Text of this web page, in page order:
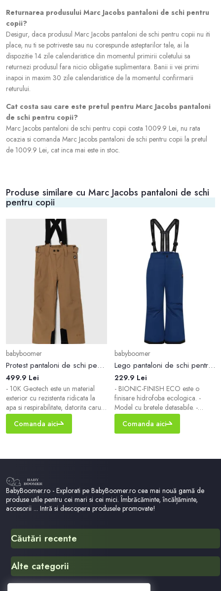
Returnarea produsului Marc Jacobs pantaloni de schi pentru
copii?
Desigur, daca produsul Marc Jacobs pantaloni de schi pentru copii nu iti
place, nu ti se potriveste sau nu corespunde asteptarilor tale, ai la
dispozitie 14 zile calendaristice din momentul primirii coletului sa
returnezi produsul fara nicio obligatie suplimentara. Banii ii vei primi
inapoi in maxim 30 zile calendaristice de la momentul confirmarii
returului.
Cat costa sau care este pretul pentru Marc Jacobs pantaloni
de schi pentru copii?
Marc Jacobs pantaloni de schi pentru copii costa 1009.9 Lei, nu rata
ocazia si comanda Marc Jacobs pantaloni de schi pentru copii la pretul
de 1009.9 Lei, cat inca mai este in stoc.
Produse similare cu Marc Jacobs pantaloni de schi
pentru copii
babyboomer
Protest pantaloni de schi pentru copii BORK JR culoarea maro
499.9 Lei
- 10K Geotech este un material
exterior cu rezistenta ridicata la
apa si respirabilitate, datorita caruia
va mentine cald si uscat in timpul
activitatii. - Rezistenta la apa
inseamna rezistenta crescuta la
rezistenta la apa mai scazut,
Comanda aici
babyboomer
Lego pantaloni de schi pentru copii culoarea albastru marin
229.9 Lei
- BIONIC-FINISH ECO este o
finisare hidrofoba ecologica. -
Model cu bretele detasabile. -
Partea de jos a piciorului cu
manseta cauciucata. - Buzunare
incheiate. - Incheiere acoperita.
Comanda aici
BabyBoomer.ro - Explorati pe BabyBoomer.ro cea mai nouă gamă de
produse utile pentru cei mari si cei mici. Îmbrăcăminte, încălțăminte,
accesorii ... Intră si descopera produsele promovate!
Căutări recente
Minnie Mouse
Angry Birds
Sacou Rosu
Alte categorii